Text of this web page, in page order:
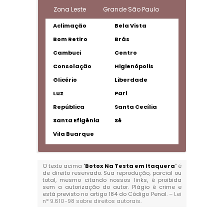
Zona Leste Grande São Paulo
Aclimação
Bela Vista
Bom Retiro
Brás
Cambuci
Centro
Consolação
Higienópolis
Glicério
Liberdade
Luz
Pari
República
Santa Cecília
Santa Efigênia
Sé
Vila Buarque
O texto acima "Botox Na Testa em Itaquera" é
de direito reservado. Sua reprodução, parcial ou
total, mesmo citando nossos links, é proibida
sem a autorização do autor. Plágio é crime e
está previsto no artigo 184 do Código Penal. – Lei
n° 9.610-98 sobre direitos autorais.